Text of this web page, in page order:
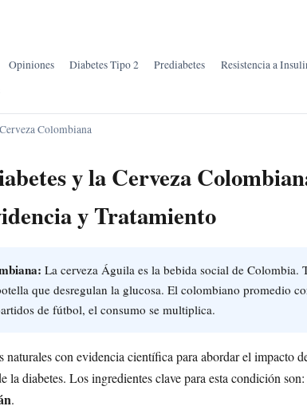
Opiniones Diabetes Tipo 2 Prediabetes Resistencia a
Colombiana
y la Cerveza
y Tratamiento
La cerveza Águila es la bebida social de Colombia.
que desregulan la glucosa. El colombiano promedio
de fútbol, el consumo se multiplica.
con evidencia científica para abordar el impacto
la diabetes. Los ingredientes clave para esta condición son:
.